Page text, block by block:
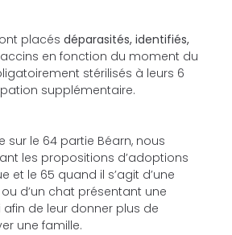
placés déparasités, identifiés,
en fonction du moment du
stérilisés à leurs 6
supplémentaire.
sur le 64 partie Béarn, nous
les propositions d’adoptions
et le 65 quand il s’agit d’une
d’un chat présentant une
de leur donner plus de
une famille.